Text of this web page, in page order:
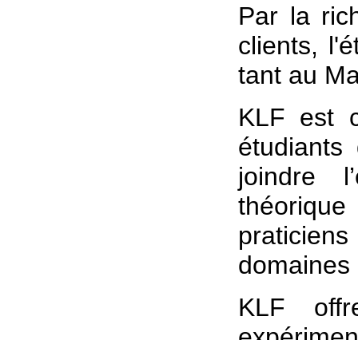
Par la
clients,
tant au
KLF est
étudiants
joindre
domaines
KLF